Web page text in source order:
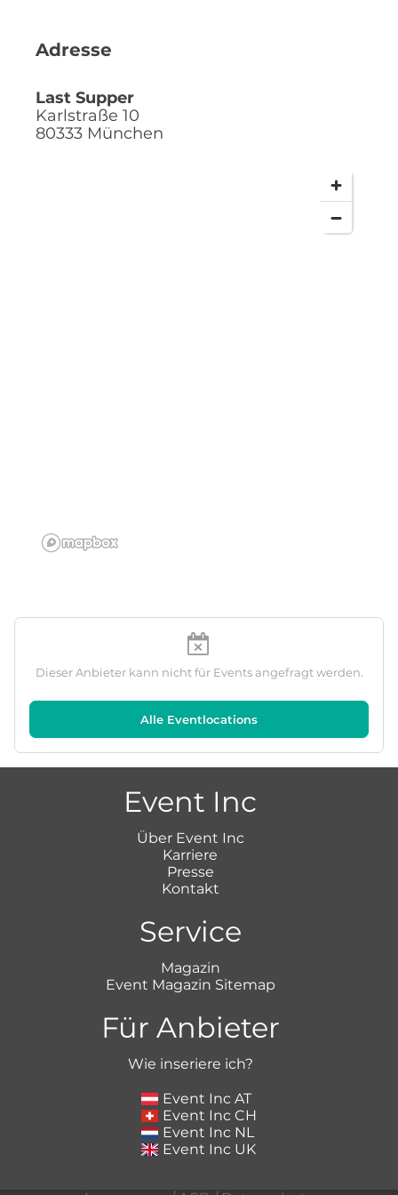
Adresse
Last Supper
Karlstraße 10
80333 München
Dieser Anbieter kann nicht für Events angefragt werden.
Alle Eventlocations
Event Inc
Über Event Inc
Karriere
Presse
Kontakt
Service
Magazin
Event Magazin Sitemap
Für Anbieter
Wie inseriere ich?
Event Inc AT
Event Inc CH
Event Inc NL
Event Inc UK